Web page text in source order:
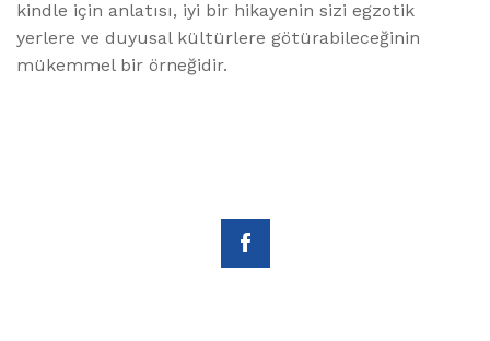
kindle için anlatısı, iyi bir hikayenin sizi egzotik
yerlere ve duyusal kültürlere götürabileceğinin
mükemmel bir örneğidir.